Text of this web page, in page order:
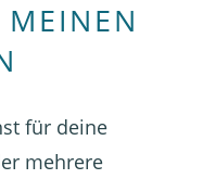
für deine
mehrere